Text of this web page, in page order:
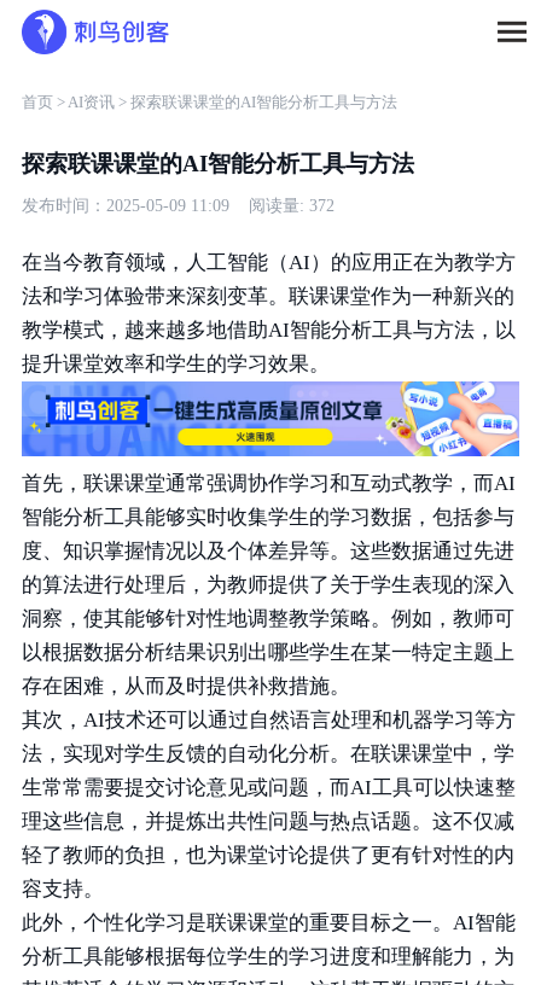
首页 >AI资讯 > 探索联课课堂的AI智能分析工具与方法
探索联课课堂的AI智能分析工具与方法
发布时间：2025-05-09 11:09 阅读量: 372
在当今教育领域，人工智能（AI）的应用正在为教学方
法和学习体验带来深刻变革。联课课堂作为一种新兴的
教学模式，越来越多地借助AI智能分析工具与方法，以
提升课堂效率和学生的学习效果。
首先，联课课堂通常强调协作学习和互动式教学，而AI
智能分析工具能够实时收集学生的学习数据，包括参与
度、知识掌握情况以及个体差异等。这些数据通过先进
的算法进行处理后，为教师提供了关于学生表现的深入
洞察，使其能够针对性地调整教学策略。例如，教师可
以根据数据分析结果识别出哪些学生在某一特定主题上
存在困难，从而及时提供补救措施。
其次，AI技术还可以通过自然语言处理和机器学习等方
法，实现对学生反馈的自动化分析。在联课课堂中，学
生常常需要提交讨论意见或问题，而AI工具可以快速整
理这些信息，并提炼出共性问题与热点话题。这不仅减
轻了教师的负担，也为课堂讨论提供了更有针对性的内
容支持。
此外，个性化学习是联课课堂的重要目标之一。AI智能
分析工具能够根据每位学生的学习进度和理解能力，为